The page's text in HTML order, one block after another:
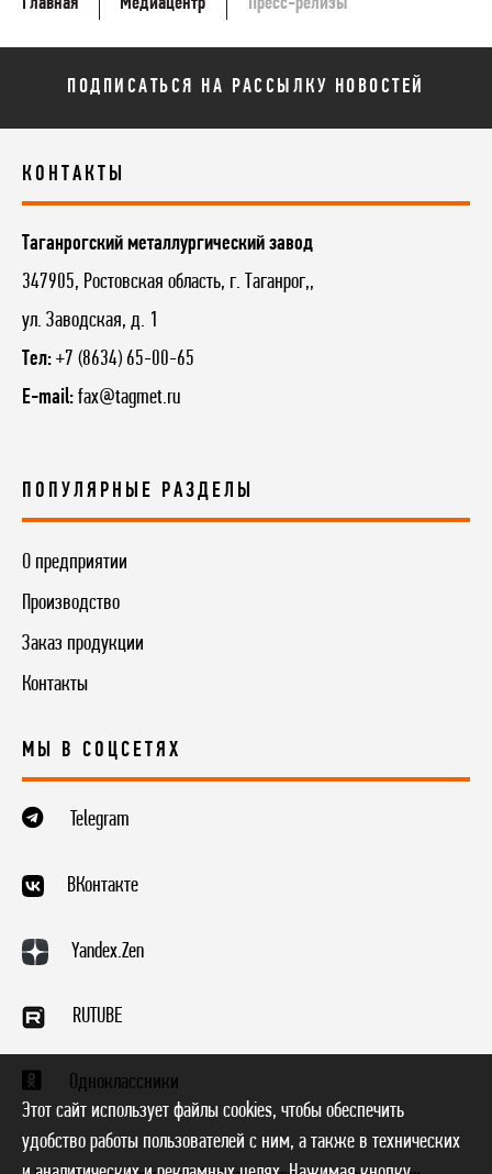
ПОДПИСАТЬСЯ НА РАССЫЛКУ НОВОСТЕЙ
КОНТАКТЫ
Таганрогский металлургический завод
347905, Ростовская область, г. Таганрог,,
ул. Заводская, д. 1
Тел: +7 (8634) 65-00-65
E-mail: fax@tagmet.ru
ПОПУЛЯРНЫЕ РАЗДЕЛЫ
О предприятии
Производство
Заказ продукции
Контакты
МЫ В СОЦСЕТЯХ
Telegram
ВКонтакте
Yandex.Zen
RUTUBE
Одноклассники
Этот сайт использует файлы cookies, чтобы обеспечить
удобство работы пользователей с ним, а также в технических